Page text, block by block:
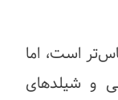
است، اما
و شیلدهای